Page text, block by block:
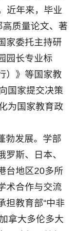
近年来，毕业
质量论文、著
家委托主持研
园长专业标
）》等国家教
国家提交决策
为国家教育政
勃发展。学部
斯、日本、
台地区20多所
术合作与交流
担教育部“中非
拿大多伦多大